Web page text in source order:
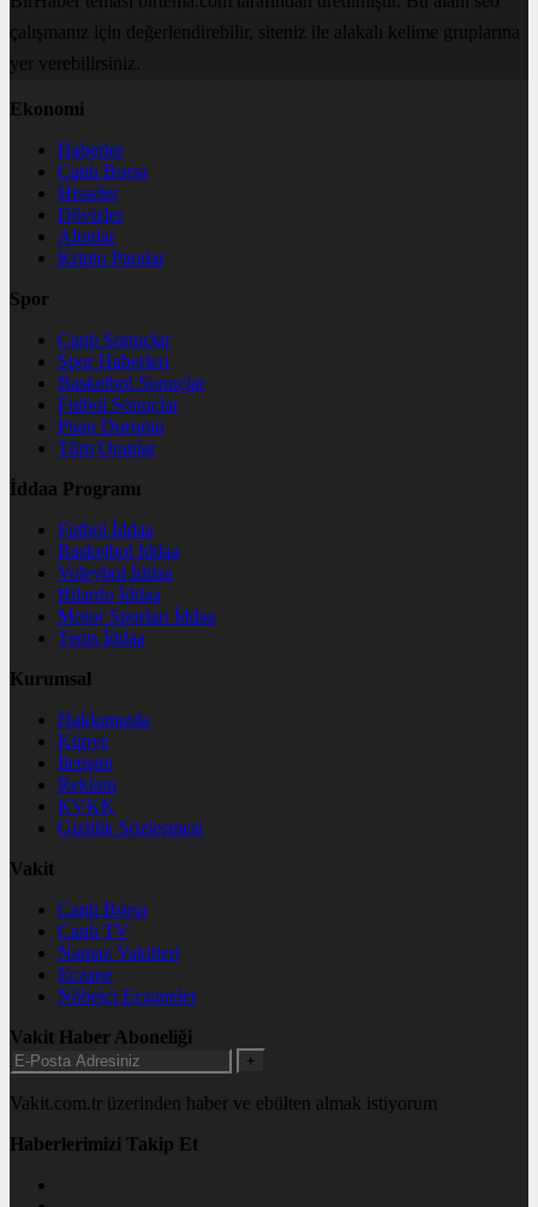
çalışmanız için değerlendirebilir, siteniz ile alakalı kelime gruplarına
yer verebilirsiniz.
Ekonomi
Haberler
Canlı Borsa
Hisseler
Dövizler
Altınlar
Kripto Paralar
Spor
Canlı Sonuçlar
Spor Haberleri
Basketbol Sonuçlar
Futbol Sonuçlar
Puan Durumu
Tüm Oranlar
İddaa Programı
Futbol İddaa
Basketbol İddaa
Voleybol İddaa
Bilardo İddaa
Motor Sporları İddaa
Tenis İddaa
Kurumsal
Hakkımızda
Künye
İletişim
Reklam
KVKK
Gizlilik Sözleşmesi
Vakit
Canlı Borsa
Canlı TV
Namaz Vakitleri
Eczane
Nöbetçi Eczaneler
Vakit Haber Aboneliği
+
Vakit.com.tr üzerinden haber ve ebülten almak istiyorum
Haberlerimizi Takip Et